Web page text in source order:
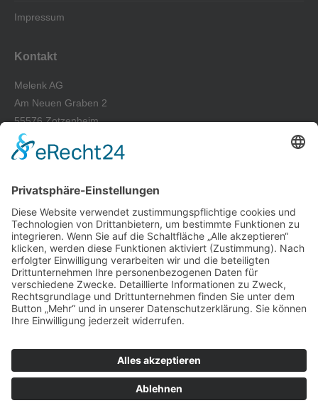
Impressum
Kontakt
Melenk AG
Am Neuen Graben 2
55576 Zotzenheim
Tel.: +49 67 01-93 39-0
Fax: +49 67 01-93 39-50
Wir freuen uns auf Sie
Kontaktieren Sie uns jederzeit gern per Telefon, Email oder
Kontaktformular für ein persönliches Gespräch oder ein
individuelles Angebot und lernen Sie auch unseren freundlichen
und kundenorientierten Service kennen.